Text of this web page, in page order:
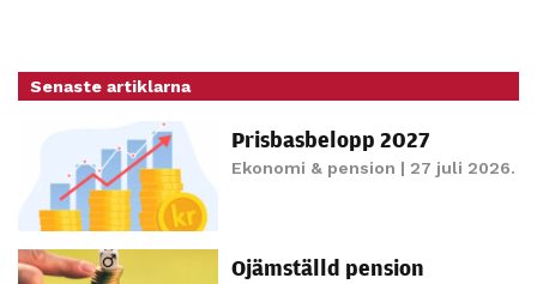
Senaste artiklarna
Prisbasbelopp 2027
Ekonomi & pension | 27 juli 2026.
Ojämställd pension